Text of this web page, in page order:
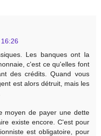
Les banques ont la
c'est ce qu'elles font
des crédits. Quand vous
est alors détruit, mais les
moyen de payer une dette
existe encore. C'est pour
est obligatoire, pour